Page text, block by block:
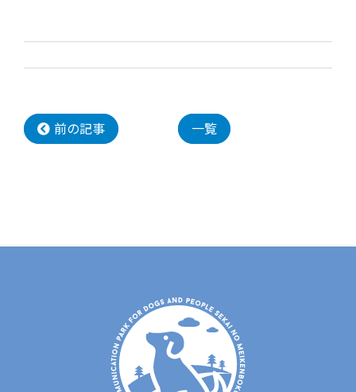
前の記事 一覧